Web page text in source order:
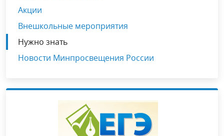
Акции
Внешкольные мероприятия
Нужно знать
Новости Минпросвещения России